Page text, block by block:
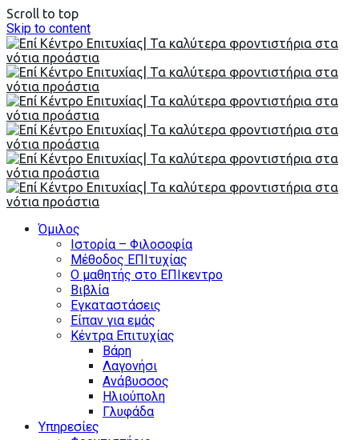
Scroll to top
Skip to content
Όμιλος
Ιστορία – Φιλοσοφία
Μέθοδος ΕΠΙτυχίας
Ο μαθητής στο ΕΠΙκεντρο
Βιβλία
Εγκαταστάσεις
Είπαν για εμάς
Κέντρα Επιτυχίας
Βάρη
Λαγονήσι
Ανάβυσσος
Ηλιούπολη
Γλυφάδα
Υπηρεσίες